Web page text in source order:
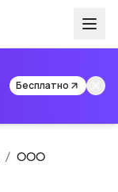
Бесплатно
/ ООО